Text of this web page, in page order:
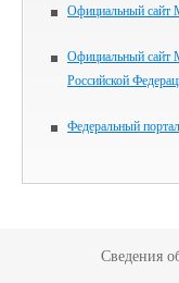
Официальный сайт
Официальный сайт
Российской
Федеральный
Сведения